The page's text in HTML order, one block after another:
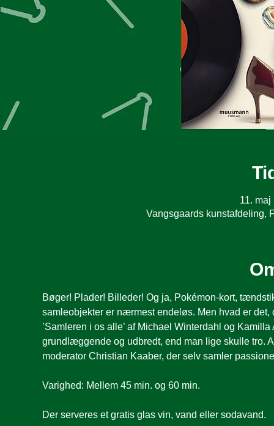
11.
Vangsgaards kunstafdeling,
Bøger! Plader! Billeder! Og ja, Pokémon-kort,
samleobjekter er nærmest endeløs. Men hvad er
’Samleren i os alle’ af Michael Winterdahl og
grundlæggende og udbredt, end man lige skulle tro.
moderator Christian Kaaber, der selv samler
Varighed: Mellem 45 min. og 60 min.
Der serveres et gratis glas vin, vand eller sodavand.